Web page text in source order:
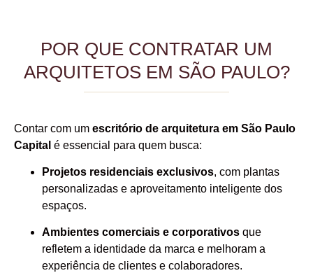
POR QUE CONTRATAR UM
ARQUITETOS EM SÃO PAULO?
Contar com um escritório de arquitetura em São Paulo
Capital é essencial para quem busca:
Projetos residenciais exclusivos, com plantas
personalizadas e aproveitamento inteligente dos
espaços.
Ambientes comerciais e corporativos que
refletem a identidade da marca e melhoram a
experiência de clientes e colaboradores.